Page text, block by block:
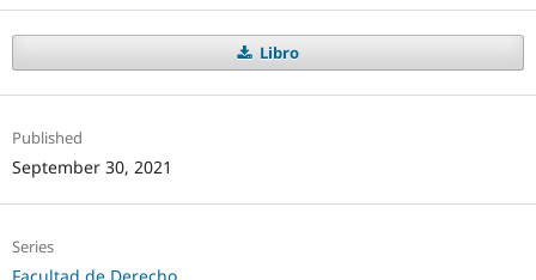
Libro
Published
September 30, 2021
Series